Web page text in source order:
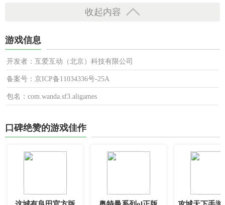
收起内容
游戏信息
开发者：互爱互动（北京）科技有限公司
备案号：京ICP备11034336号-25A
包名：com.wanda.sf3.aligames
口碑绝赞的游戏佳作